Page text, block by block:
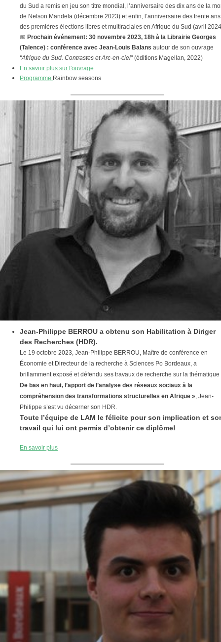
du Sud a remis en jeu son titre mondial, l’anniversaire des dix ans de la
de Nelson Mandela (décembre 2023) et enfin, l’anniversaire des trente ans
des premières élections libres et multiraciales en Afrique du Sud (avril
📅 Prochain événement: 30 novembre 2023, 18h à la Librairie Georges
(Talence) : conférence avec Jean-Louis Balans autour de son ouvrage
"Afrique du Sud. Contrastes et Arc-en-ciel" (éditions Magellan, 2022)
En savoir plus sur l'ouvrage
Programme Rainbow seasons
Jean-Philippe BERROU a obtenu son Habilitation à Diriger
des Recherches (HDR).
Le 19 octobre 2023, Jean-Philippe BERROU, Maître de conférence en
Économie et Directeur de la recherche à Sciences Po Bordeaux, a
brillamment exposé et défendu ses travaux de recherche️ sur la thématique
De bas en haut, l’apport de l’analyse des réseaux sociaux à la
compréhension des transformations structurelles en Afrique », Jean-
Philippe s’est vu décerner son HDR.
Toute l’équipe de LAM le félicite pour son implication et
travail qui lui ont permis d’obtenir ce diplôme!
En savoir plus